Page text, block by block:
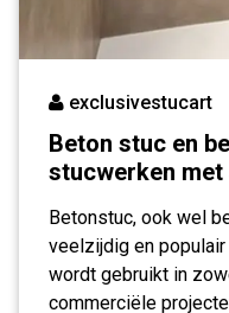
exclusivestucart
Beton stuc en
stucwerken
Betonstuc, ook wel
veelzijdig en
wordt gebruikt in
commerciële